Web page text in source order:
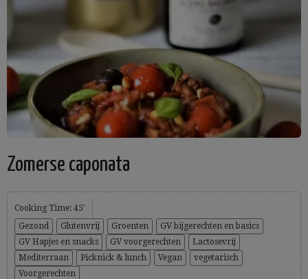
Zomerse caponata
Cooking Time: 45'
Gezond
Glutenvrij Groenten
GV bijgerechten en basics
GV Hapjes en snacks
GV voorgerechten
Lactosevrij
Mediterraan
Picknick & lunch Vegan
vegetarisch
Voorgerechten